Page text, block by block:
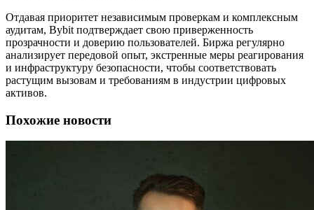
Отдавая приоритет независимым проверкам и комплексным
аудитам, Bybit подтверждает свою приверженность
прозрачности и доверию пользователей. Биржа регулярно
анализирует передовой опыт, экстренные меры реагирования
и инфраструктуру безопасности, чтобы соответствовать
растущим вызовам и требованиям в индустрии цифровых
активов.
Похожие новости